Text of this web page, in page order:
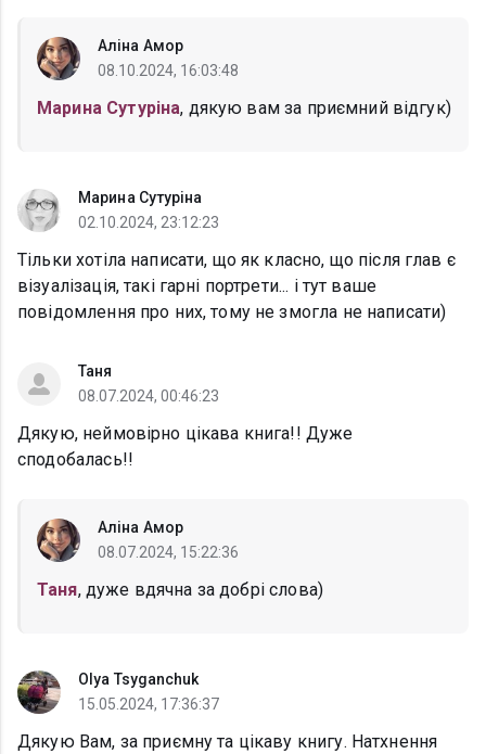
Аліна Амор
08.10.2024, 16:03:48
Марина Сутуріна, дякую вам за приємний відгук)
Марина Сутуріна
02.10.2024, 23:12:23
Тільки хотіла написати, що як класно, що після глав є
візуалізація, такі гарні портрети... і тут ваше
повідомлення про них, тому не змогла не написати)
Таня
08.07.2024, 00:46:23
Дякую, неймовірно цікава книга!! Дуже
сподобалась!!
Аліна Амор
08.07.2024, 15:22:36
Таня, дуже вдячна за добрі слова)
Olya Tsyganchuk
15.05.2024, 17:36:37
Дякую Вам, за приємну та цікаву книгу. Натхнення